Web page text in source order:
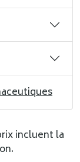
incluent la